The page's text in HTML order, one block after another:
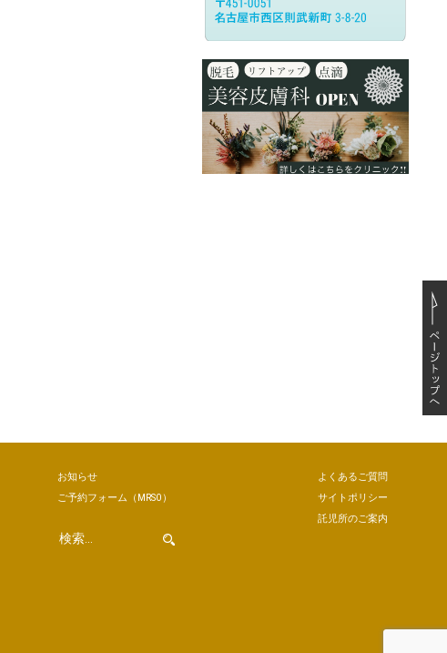
お知らせ
ご予約フォーム （MRSO）
よくあるご質問
サイトポリシー
託児所のご案内